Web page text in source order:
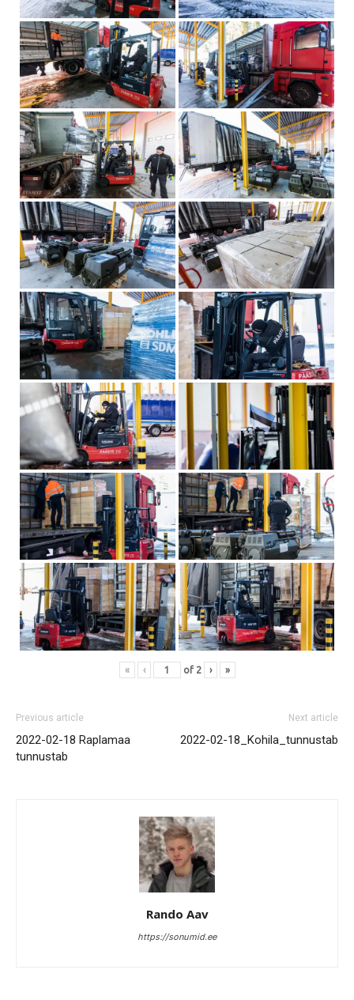
« ‹ of 2 › »
Previous article
2022-02-18 Raplamaa
tunnustab
Next article
2022-02-18_Kohila_tunnustab
Rando Aav
https://sonumid.ee